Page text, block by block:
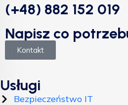
(+48) 882 152 019
Napisz co
Kontakt
Usługi
Bezpieczeństwo IT